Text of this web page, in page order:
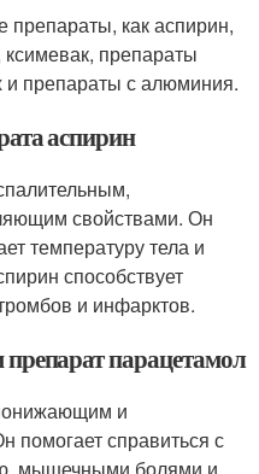
препараты, как аспирин,
препараты
препараты с алюминия.
аспирин
свойствами. Он
температуру тела и
способствует
и инфарктов.
парацетамол
и
помогает справиться с